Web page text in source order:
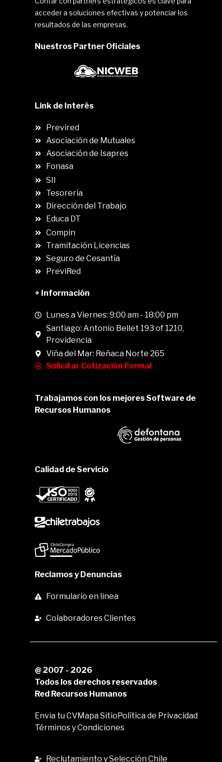
acceder a soluciones efectivas y potenciar los
resultados de las empresas.
Nuestros Partner Oficiales
Link de Interés
Previred
Asociación de Mutuales
Asociación de Isapres
Fonasa
SII
Tesorería
Dirección del Trabajo
Educa DT
Compin
Tramitación Licencias
Seguro de Cesantía
PreviRed
+ Información
Lunes a Viernes: 9:00 am - 18:00 pm
Santiago: Antonio Bellet 193 of 1210,
Providencia
Viña del Mar: Reñaca Norte 265
Solicitar Cotización Formal
Trabajamos con los mejores Software de
Recursos Humanos
Calidad de Servicio
Reclamos y Denuncias
Formulario en linea
Colaboradores Clientes
@ 2007 - 2026
Todos los derechos reservados
Red Recursos Humanos
Envia tu CVMapa SitioPolítica de Privacidad
Términos y Condiciones
Reclutamiento y Selección Chile